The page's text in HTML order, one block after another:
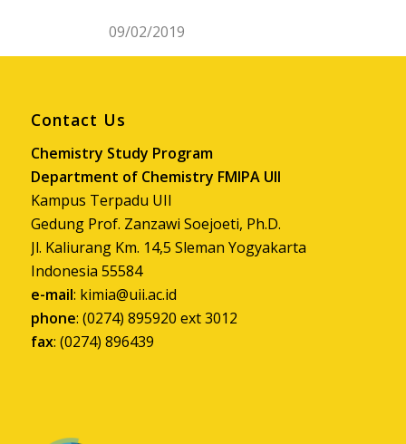
09/02/2019
Contact Us
Chemistry Study Program
Department of Chemistry FMIPA UII
Kampus Terpadu UII
Gedung Prof. Zanzawi Soejoeti, Ph.D.
Jl. Kaliurang Km. 14,5 Sleman Yogyakarta
Indonesia 55584
e-mail: kimia@uii.ac.id
phone: (0274) 895920 ext 3012
fax: (0274) 896439